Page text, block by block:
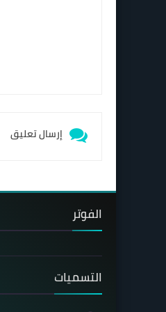
إرسال تعليق
الفوتر
التسميات